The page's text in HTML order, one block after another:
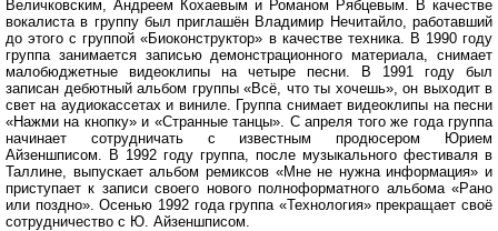
Величковским, Андреем Кохаевым и Романом Рябцевым. В качестве
вокалиста в группу был приглашён Владимир Нечитайло, работавший
до этого с группой «Биоконструктор» в качестве техника. В 1990 году
группа занимается записью демонстрационного материала, снимает
малобюджетные видеоклипы на четыре песни. В 1991 году был
записан дебютный альбом группы «Всё, что ты хочешь», он выходит в
свет на аудиокассетах и виниле. Группа снимает видеоклипы на песни
«Нажми на кнопку» и «Странные танцы». С апреля того же года группа
начинает сотрудничать с известным продюсером Юрием
Айзеншписом. В 1992 году группа, после музыкального фестиваля в
Таллине, выпускает альбом ремиксов «Мне не нужна информация» и
приступает к записи своего нового полноформатного альбома «Рано
или поздно». Осенью 1992 года группа «Технология» прекращает своё
сотрудничество с Ю. Айзеншписом.